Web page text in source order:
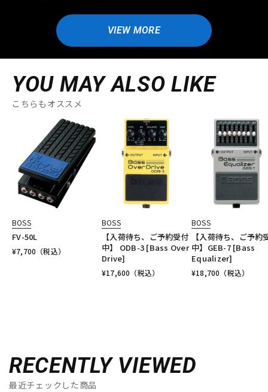
VIEW MORE
YOU MAY ALSO LIKE
こちらもオススメ
BOSS
FV-50L
¥7,700 （税込）
BOSS
【入荷待ち、ご予約受付
中】 ODB-3 [Bass Over
Drive]
¥17,600 （税込）
BOSS
【入荷待ち、ご予約
中】GEB-7 [Bass
Equalizer]
¥18,700 （税込）
RECENTLY VIEWED
最近チェックした商品